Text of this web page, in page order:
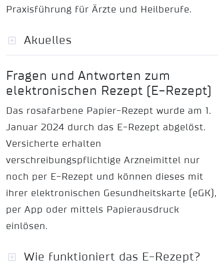
Praxisführung für Ärzte und Heilberufe.
Akuelles
Fragen und Antworten zum
elektronischen Rezept (E-Rezept)
Das rosafarbene Papier-Rezept wurde am 1.
Januar 2024 durch das E-Rezept abgelöst.
Versicherte erhalten
verschreibungspflichtige Arzneimittel nur
noch per E-Rezept und können dieses mit
ihrer elektronischen Gesundheitskarte (eGK),
per App oder mittels Papierausdruck
einlösen.
Wie funktioniert das E-Rezept?